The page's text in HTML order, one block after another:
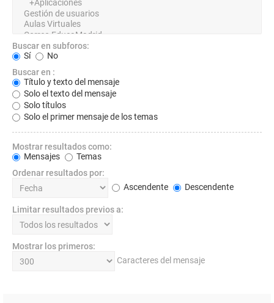
Buscar en subforos:
Sí
No
Buscar en :
Título y texto del mensaje
Solo el texto del mensaje
Solo títulos
Solo el primer mensaje de los temas
Mostrar resultados como:
Mensajes
Temas
Ordenar resultados por:
Ascendente
Descendente
Limitar resultados previos a:
Mostrar los primeros:
Caracteres del mensaje